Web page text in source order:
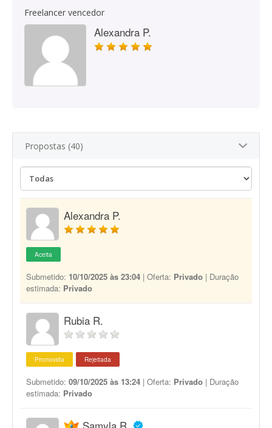
Freelancer vencedor
Alexandra P.
Propostas (40)
Alexandra P.
Aceita
Submetido: 10/10/2025 às 23:04 | Oferta: Privado | Duração
estimada: Privado
Rubia R.
Promovida Rejeitada
Submetido: 09/10/2025 às 13:24 | Oferta: Privado | Duração
estimada: Privado